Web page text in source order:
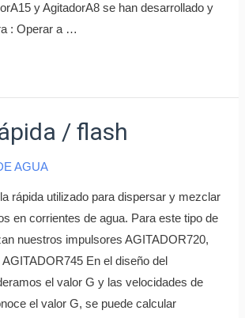
y AgitadorA8 se han desarrollado y
: Operar a …
/ flash
AGUA
rápida utilizado para dispersar y mezclar
en corrientes de agua. Para este tipo de
nuestros impulsores AGITADOR720,
En el diseño del
el valor G y las velocidades de
el valor G, se puede calcular